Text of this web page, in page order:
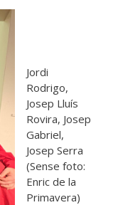
Jordi
Rodrigo,
Josep Lluís
Rovira, Josep
Gabriel,
Josep Serra
(Sense foto:
Enric de la
Primavera)